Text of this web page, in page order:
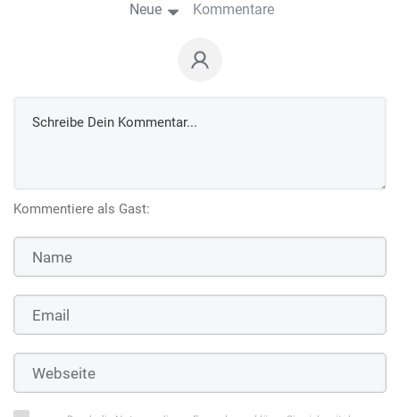
Neue Kommentare
Kommentiere als Gast: